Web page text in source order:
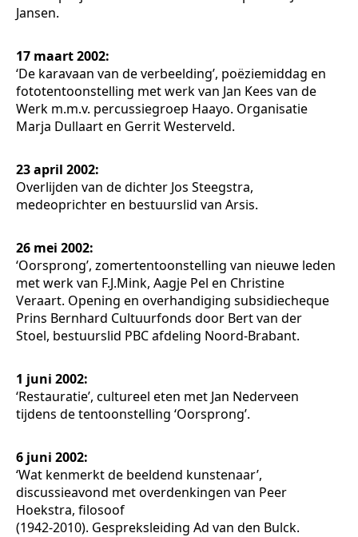
Jansen.
17 maart 2002:
‘De karavaan van de verbeelding’, poëziemiddag en
fototentoonstelling met werk van Jan Kees van de
Werk m.m.v. percussiegroep Haayo. Organisatie
Marja Dullaart en Gerrit Westerveld.
23 april 2002:
Overlijden van de dichter Jos Steegstra,
medeoprichter en bestuurslid van Arsis.
26 mei 2002:
‘Oorsprong’, zomertentoonstelling van nieuwe leden
met werk van F.J.Mink, Aagje Pel en Christine
Veraart. Opening en overhandiging subsidiecheque
Prins Bernhard Cultuurfonds door Bert van der
Stoel, bestuurslid PBC afdeling Noord-Brabant.
1 juni 2002:
‘Restauratie’, cultureel eten met Jan Nederveen
tijdens de tentoonstelling ‘Oorsprong’.
6 juni 2002:
‘Wat kenmerkt de beeldend kunstenaar’,
discussieavond met overdenkingen van Peer
Hoekstra, filosoof
(1942-2010). Gespreksleiding Ad van den Bulck.